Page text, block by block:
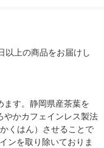
以上の商品をお届けし
ます。静岡県産茶葉を
やかカフェインレス製法
くはん）させることで
ンを取り除いておりま